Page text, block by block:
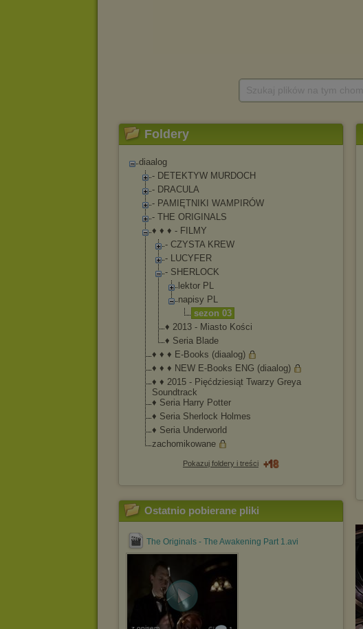
Foldery
diaalog
- DETEKTYW MURDOCH
- DRACULA
- PAMIĘTNIKI WAMPIRÓW
- THE ORIGINALS
♦ ♦ ♦ - FILMY
- CZYSTA KREW
- LUCYFER
- SHERLOCK
lektor PL
napisy PL
sezon 03
♦ 2013 - Miasto Kości
♦ Seria Blade
♦ ♦ ♦ E-Books (diaalog)
♦ ♦ ♦ NEW E-Books ENG (diaalog)
♦ ♦ 2015 - Pięćdziesiąt Twarzy Greya
Soundtrack
♦ Seria Harry Potter
♦ Seria Sherlock Holmes
♦ Seria Underworld
zachomikowane
Pokazuj foldery i treści
Ostatnio pobierane pliki
The Originals - The Awakening Part 1.avi